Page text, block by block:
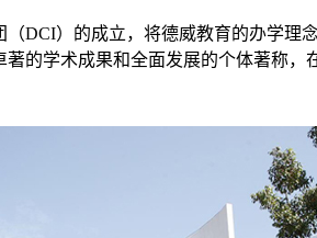
DCI）的成立，将德威教育的办学理
的学术成果和全面发展的个体著称，